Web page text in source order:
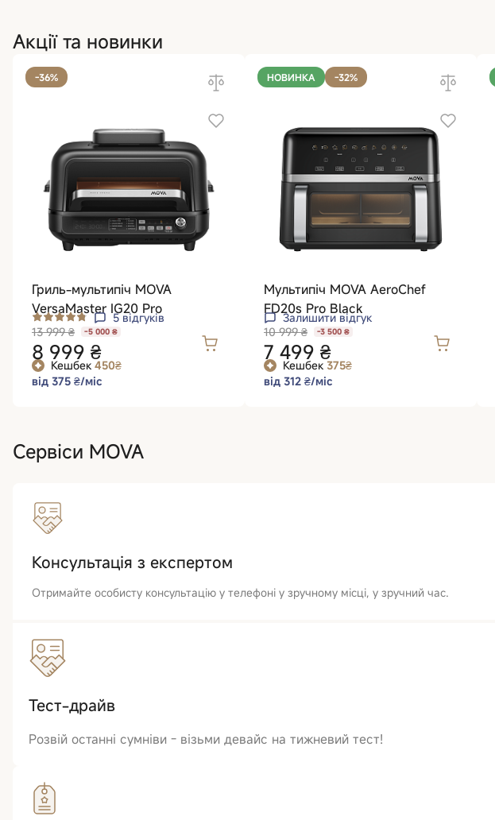
Акції та новинки
-36%
Гриль-мультипіч MOVA
VersaMaster IG20 Pro
5відгуків
13 999 ₴
-5 000 ₴
8 999 ₴
Кешбек 450₴
від 375 ₴/міс
НОВИНКА -32%
Мультипіч MOVA AeroChef
FD20s Pro Black
Залишити відгук
10 999 ₴
-3 500 ₴
7 499 ₴
Кешбек 375₴
від 312 ₴/міс
Сервіси MOVA
Консультація з експертом
Отримайте особисту консультацію у телефоні у зручному місці, у зручний час.
Тест-драйв
Розвій останні сумніви - візьми девайс на тижневий тест!